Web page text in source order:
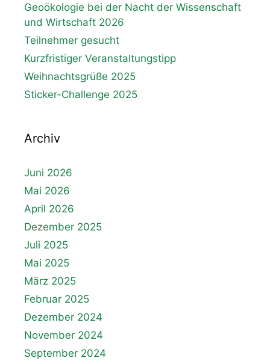
Geoökologie bei der Nacht der Wissenschaft
und Wirtschaft 2026
Teilnehmer gesucht
Kurzfristiger Veranstaltungstipp
Weihnachtsgrüße 2025
Sticker-Challenge 2025
Archiv
Juni 2026
Mai 2026
April 2026
Dezember 2025
Juli 2025
Mai 2025
März 2025
Februar 2025
Dezember 2024
November 2024
September 2024